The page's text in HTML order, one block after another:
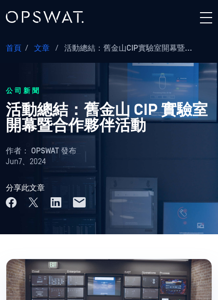
首頁 / 文章 / 活動總結：舊金山CIP實驗室開幕暨...
公司新聞
活動總結：舊金山 CIP 實驗室
開幕暨合作夥伴活動
作者： OPSWAT 發布
Jun7、2024
分享此文章